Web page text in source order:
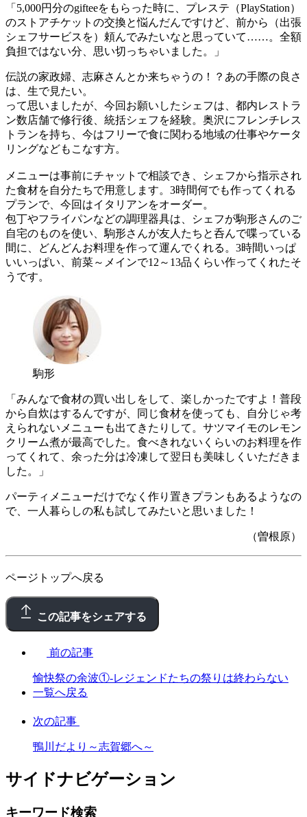
「5,000円分のgifteeをもらった時に、プレステ（PlayStation）
のストアチケットの交換と悩んだんですけど、前から（出張
シェフサービスを）頼んでみたいなと思っていて……。全額
負担ではない分、思い切っちゃいました。」
伝説の家政婦、志麻さんとか来ちゃうの！？あの手際の良さ
は、生で見たい。
って思いましたが、今回お願いしたシェフは、都内レストラ
ン数店舗で修行後、統括シェフを経験。奥沢にフレンチレス
トランを持ち、今はフリーで食に関わる地域の仕事やケータ
リングなどもこなす方。
メニューは事前にチャットで相談でき、シェフから指示され
た食材を自分たちで用意します。3時間何でも作ってくれる
プランで、今回はイタリアンをオーダー。
包丁やフライパンなどの調理器具は、シェフが駒形さんのご
自宅のものを使い、駒形さんが友人たちと呑んで喋っている
間に、どんどんお料理を作って運んでくれる。3時間いっぱ
いいっぱい、前菜～メインで12～13品くらい作ってくれたそ
うです。
駒形
「みんなで食材の買い出しをして、楽しかったですよ！普段
から自炊はするんですが、同じ食材を使っても、自分じゃ考
えられないメニューも出てきたりして。サツマイモのレモン
クリーム煮が最高でした。食べきれないくらいのお料理を作
ってくれて、余った分は冷凍して翌日も美味しくいただきま
した。」
パーティメニューだけでなく作り置きプランもあるようなの
で、一人暮らしの私も試してみたいと思いました！
（曽根原）
ページトップへ戻る
この記事をシェアする
前の記事
愉快祭の余波①-レジェンドたちの祭りは終わらない
一覧へ戻る
次の記事
鴨川だより～志賀郷へ～
サイドナビゲーション
キーワード検索